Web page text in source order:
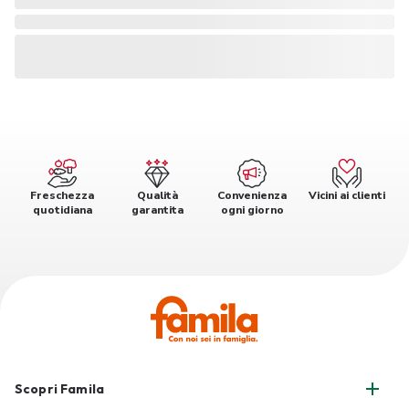
Freschezza
quotidiana
Qualità
garantita
Convenienza
ogni giorno
Vicini ai clienti
Scopri Famila